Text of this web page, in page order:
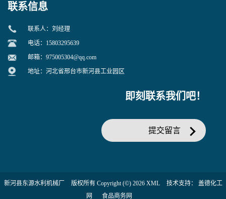
联系信息
联系人：刘经理
电话：15803295639
邮箱： 975005304@qq.com
地址：河北省邢台市新河县工业园区
即刻联系我们吧！
提交留言
新河县东源水利机械厂 版权所有 Copyright (©) 2026 XML 技术支持： 盖德化工
网
食品商务网